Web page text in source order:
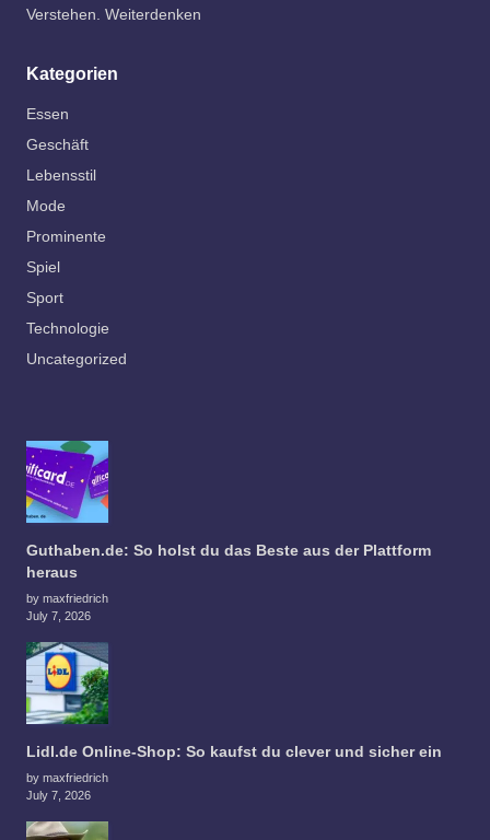
Verstehen. Weiterdenken
Kategorien
Essen
Geschäft
Lebensstil
Mode
Prominente
Spiel
Sport
Technologie
Uncategorized
Guthaben.de: So holst du das Beste aus der Plattform
heraus
by maxfriedrich
July 7, 2026
Lidl.de Online-Shop: So kaufst du clever und sicher ein
by maxfriedrich
July 7, 2026